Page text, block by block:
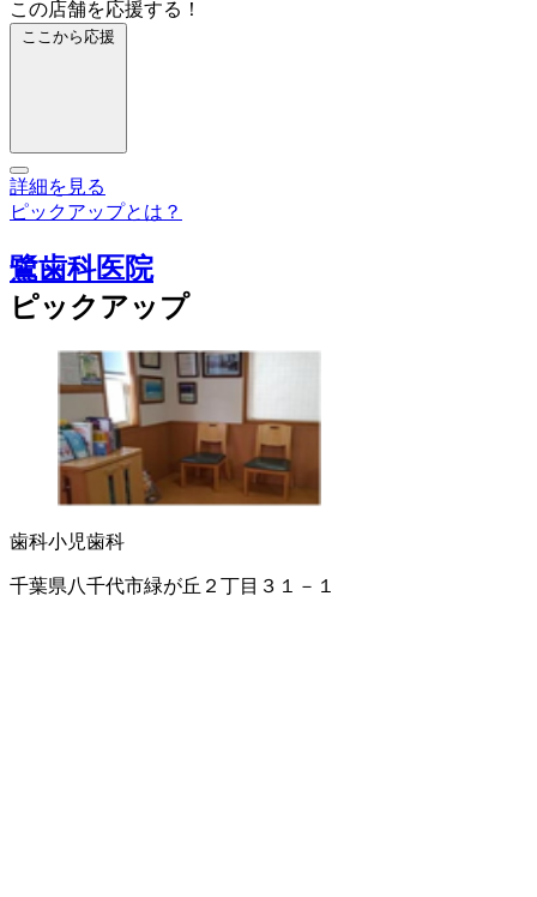
この店舗を応援する！
ここから応援
詳細を見る
ピックアップとは？
鷺歯科医院
ピックアップ
歯科小児歯科
千葉県八千代市緑が丘２丁目３１－１